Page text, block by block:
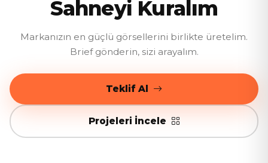
Sahneyi Kuralım
Markanızın en güçlü görsellerini birlikte üretelim.
Brief gönderin, sizi arayalım.
Teklif Al
Projeleri İncele